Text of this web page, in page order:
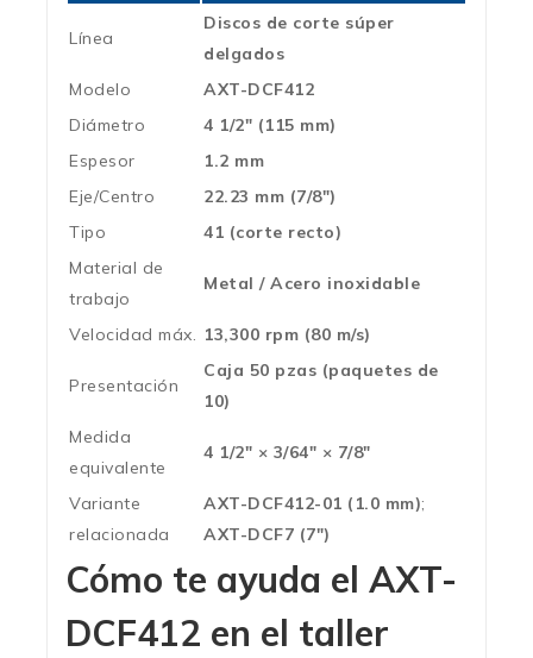
Línea
Discos de corte súper
delgados
Modelo
AXT-DCF412
Diámetro
4 1/2″ (115 mm)
Espesor
1.2 mm
Eje/Centro
22.23 mm (7/8″)
Tipo
41 (corte recto)
Material de
trabajo
Metal / Acero inoxidable
Velocidad máx. 13,300 rpm (80 m/s)
Presentación
Caja 50 pzas (paquetes de
10)
Medida
equivalente
4 1/2″ × 3/64″ × 7/8″
Variante
relacionada
AXT-DCF412-01 (1.0 mm);
AXT-DCF7 (7″)
Cómo te ayuda el AXT-
DCF412 en el taller